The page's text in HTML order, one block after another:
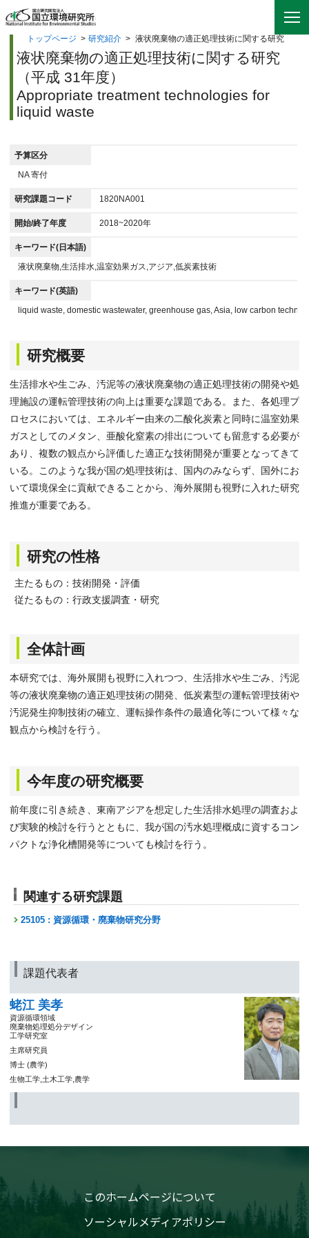
トップページ > 研究紹介 > 液状廃棄物の適正処理技術に関する研究
液状廃棄物の適正処理技術に関する研究
（平成 31年度）
Appropriate treatment technologies for
liquid waste
予算区分
NA 寄付
研究課題コード 1820NA001
開始/終了年度 2018~2020年
キーワード(日本語)
液状廃棄物,生活排水,温室効果ガス,アジア,低炭素技術
キーワード(英語)
liquid waste, domestic wastewater, greenhouse gas, Asia, low carbon
研究概要
生活排水や生ごみ、汚泥等の液状廃棄物の適正処理技術の開発や処
理施設の運転管理技術の向上は重要な課題である。また、各処理プ
ロセスにおいては、エネルギー由来の二酸化炭素と同時に温室効果
ガスとしてのメタン、亜酸化窒素の排出についても留意する必要が
あり、複数の観点から評価した適正な技術開発が重要となってきて
いる。このような我が国の処理技術は、国内のみならず、国外にお
いて環境保全に貢献できることから、海外展開も視野に入れた研究
推進が重要である。
研究の性格
主たるもの：技術開発・評価
従たるもの：行政支援調査・研究
全体計画
本研究では、海外展開も視野に入れつつ、生活排水や生ごみ、汚泥
等の液状廃棄物の適正処理技術の開発、低炭素型の運転管理技術や
汚泥発生抑制技術の確立、運転操作条件の最適化等について様々な
観点から検討を行う。
今年度の研究概要
前年度に引き続き、東南アジアを想定した生活排水処理の調査およ
び実験的検討を行うとともに、我が国の汚水処理概成に資するコン
パクトな浄化槽開発等についても検討を行う。
関連する研究課題
25105 : 資源循環・廃棄物研究分野
課題代表者
蛯江 美孝
資源循環領域
廃棄物処理処分デザイン
工学研究室
主席研究員
博士 (農学)
生物工学,土木工学,農学
このホームページについて
ソーシャルメディアポリシー